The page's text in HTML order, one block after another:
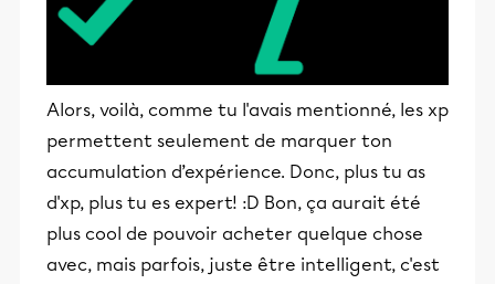
Alors, voilà, comme tu l'avais mentionné, les xp
permettent seulement de marquer ton
accumulation d’expérience. Donc, plus tu as
d'xp, plus tu es expert! :D Bon, ça aurait été
plus cool de pouvoir acheter quelque chose
avec, mais parfois, juste être intelligent, c'est